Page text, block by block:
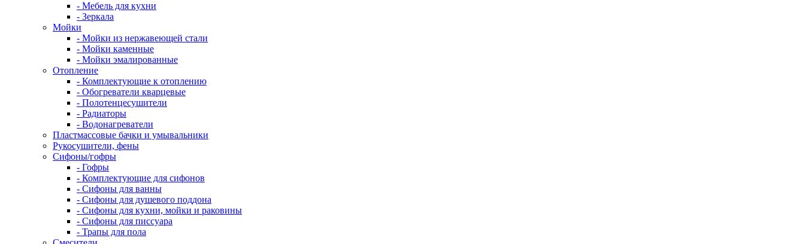
- Мебель для кухни
- Зеркала
Мойки
- Мойки из нержавеющей стали
- Мойки каменные
- Мойки эмалированные
Отопление
- Комплектующие к отоплению
- Обогреватели кварцевые
- Полотенцесушители
- Радиаторы
- Водонагреватели
Пластмассовые бачки и умывальники
Рукосушители, фены
Сифоны/гофры
- Гофры
- Комплектующие для сифонов
- Сифоны для ванны
- Сифоны для душевого поддона
- Сифоны для кухни, мойки и раковины
- Сифоны для писсуара
- Трапы для пола